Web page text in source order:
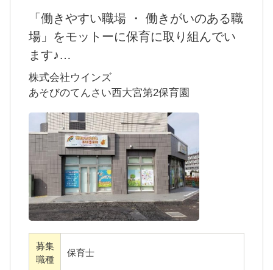
＜元気キッズグループについて＞
トに、埼玉県志木市、朝霞市、新座市に保育
ます。子どもたちの10年後、20年後を見据え
て「自分で選択し、決断できる力を養うこ
と」を軸とした保育を行っています。
「働きやすい職場 ・ 働きがいのある職
場」をモットーに保育に取り組んでい
ます♪
令和3年４月、さいたま市西区西大宮駅南口前
にオープンした小規模保育園です♪
19人のかわいい子ども達に囲まれて、楽しく
お仕事をしませんか！？
子ども達に笑顔を届けて頂ける、朗らかな保
育士さんを募集します。
★保育理念
【子どもと保護者の最善の利益を守り、子ど
かに育てる。】
株式会社ウインズ
あそびのてんさい西大宮第2保育園
募集
職種
保育士